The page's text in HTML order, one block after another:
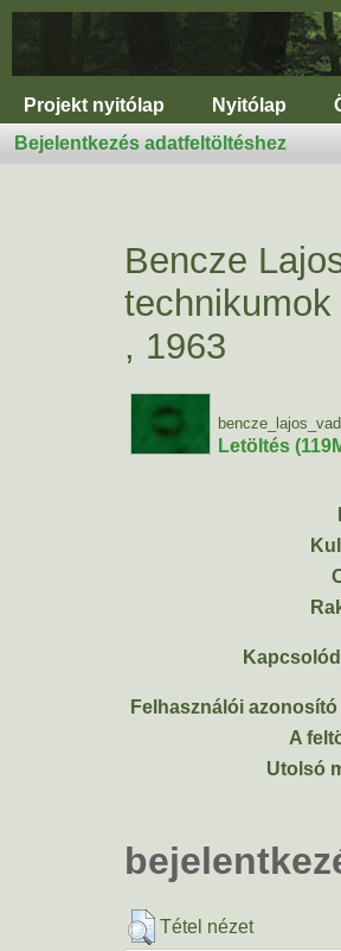
Projekt nyitólap Nyitólap
Bejelentkezés adatfeltöltéshez
Bencze
, 1963
Letöltés
Felhasználói azonosító
A
Utolsó
Tétel nézet